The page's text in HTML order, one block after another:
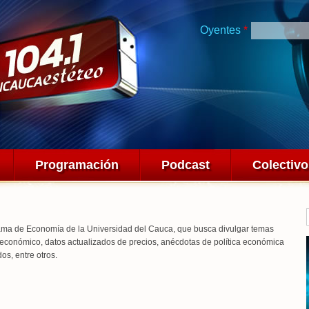
contenido
principal
Oyentes *
Programación Podcast
de Economía de la Universidad del Cauca, que busca divulgar temas
datos actualizados de precios, anécdotas de política económica
entre otros.